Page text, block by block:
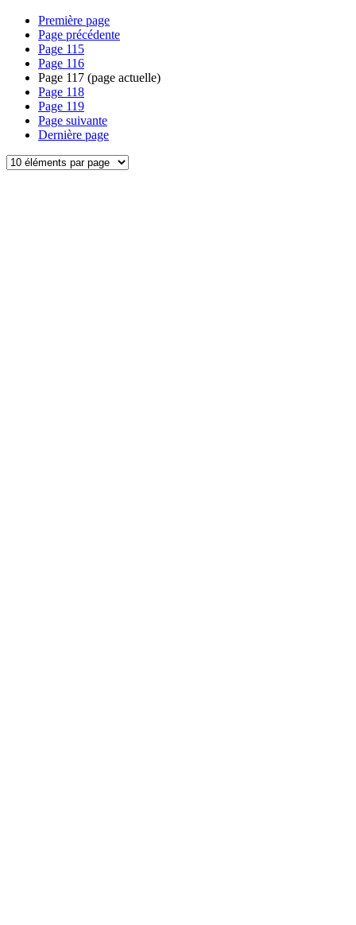
Première page
Page précédente
Page 115
Page 116
Page 117 (page actuelle)
Page 118
Page 119
Page suivante
Dernière page